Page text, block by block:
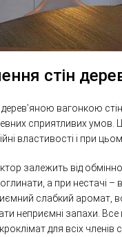
стін
вагонкою
сприятливих умов.
властивості і при
залежить від
а при нестачі –
слабкий аромат,
неприємні запахи.
для всіх членів